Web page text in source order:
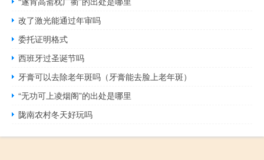
改了激光能通过年审吗
委托证明格式
西班牙过圣诞节吗
牙膏可以去除老年斑吗（牙膏能去脸上老年斑）
“无功可上凌烟阁”的出处是哪里
陇南农村冬天好玩吗